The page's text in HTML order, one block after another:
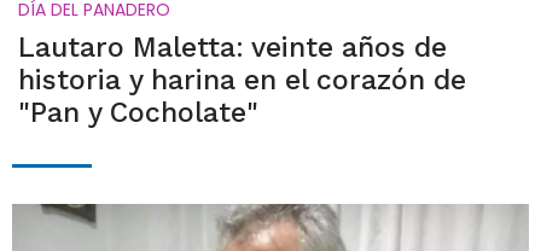
DÍA DEL PANADERO
Lautaro Maletta: veinte años de
historia y harina en el corazón de
"Pan y Cocholate"